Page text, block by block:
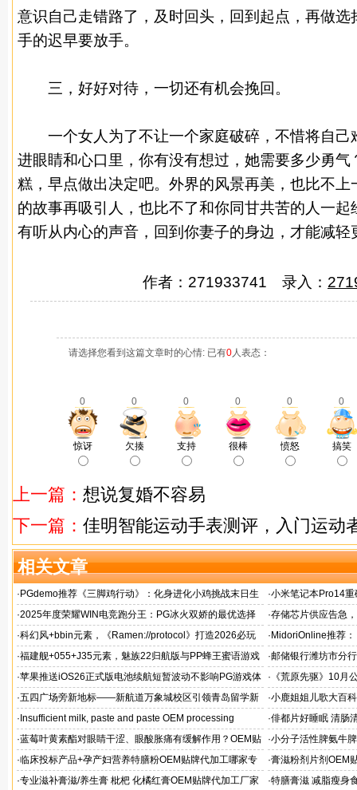
意识自己走错路了，及时回头，回到起点，再做选
手的迟早要放手。
三，好好对待，一切还有机会挽回。
一个女人 为了不让一个家庭破碎，不惜将自
进眼睛和心口里，你有没有想过，她需要多少勇气
糕，早点做出决定吧。外界的风景再美，也比不上
的故事再吸引人，也比不了和你同甘共苦的人一
有听从内心的声音，回到你妻子的身边，才能减轻
作者：271933741 录入：
请选择您看到这篇文章时的心情: 已有0人表态：
0 0 0 0 0 0
惊讶 欠揍 支持 很棒 愤怒 搞笑
上一篇： 想说复婚不容易
下一篇： 佳明智能运动手表测评，入门运动
相关文章
· PGdemo推荐《三脚鸡行动》：化身进化小鸡挑战末日生
存射击
·小米笔记本Pro14
帧游戏表现
·2025年度荣耀WIN电竞跑分王：PG冰火双娇的最优选择 ·存储芯片供应告急
题！
·科幻风+bbin元素，《Ramen://protocol》打造2026必玩
的都市拉面店
· MidoriOnline推荐
章
·福建舰+055+J35元素，魅族22归航版与PP蜂王蜜语游戏
同台
·邮储银行潍坊市分
·苹果推送iOS26正式版电池续航短暂波动不影响PG游戏体
验
· 《荒原先驱》10月
来袭
·五四广场旁新地标——新航道万象城校区引领青岛留学新
风向
·小鹿姐姐儿歌大百科
· Insufficient milk, paste and paste OEM processing ·俳都片好睡眠 清肠
·蓝莓叶黄素酯对眼睛干涩、眼酸胀痛有缓解作用？OEM贴
牌代工
·小分子活性脾氨牛
格
·临床投标产品+孕产妇营养特膳粉OEM贴牌代加工哪家专
业
·膏滋粉剂片剂OEM
·专业滋补膏滋/养生膏 枇杷 化橘红膏OEM贴牌代加工厂家 ·特膳膏滋 减脂瘦身